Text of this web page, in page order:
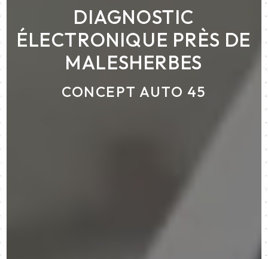
DIAGNOSTIC
ÉLECTRONIQUE PRÈS DE
MALESHERBES
CONCEPT AUTO 45